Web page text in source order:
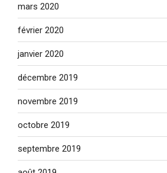
mars 2020
février 2020
janvier 2020
décembre 2019
novembre 2019
octobre 2019
septembre 2019